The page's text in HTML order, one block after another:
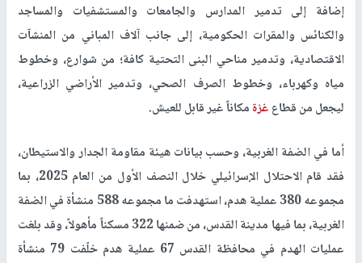
إضافة إلى تدمير المدارس والجامعات والمستشفيات والمساجد
والكنائس والمقرات الحكومية، إلى جانب آلاف المباني من المنشآت
الاقتصادية، وتدمير مناحي البنى التحتية كافة؛ من شوارع، وخطوط
مياه وكهرباء، وخطوط الصرف الصحي، وتدمير الأراضي الزراعية،
ليجعل من قطاعغزةمكاناً غير قابل للعيش.
أما في الضفة الغربية، وحسب بيانات هيئة مقاومة الجدار والاستيطان،
فقد قام الاحتلال الإسرائيلي خلال النصف الأول من العام 2025، بما
مجموعه 380 عملية هدم، استهدفت ما مجموعه 588 منشأة في الضفة
الغربية، بما فيها مدينة القدس، من ضمنها 322 مسكناً مأهولاً، وقد بلغت
عمليات الهدم في محافظة القدس 67 عملية هدم خلّفت 79 منشأة